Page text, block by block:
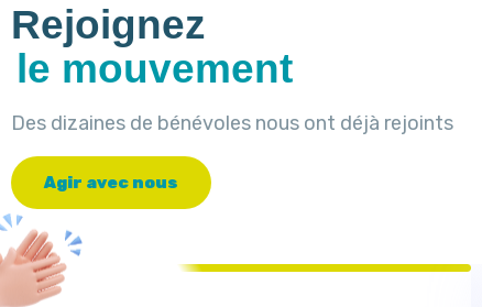
Rejoignez
le mouvement
Des dizaines de bénévoles nous ont déjà rejoints
Agir avec nous